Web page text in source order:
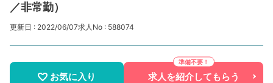
／非常勤）
更新日 : 2022/06/07求人No : 588074
お気に入り 求人を紹介してもらう